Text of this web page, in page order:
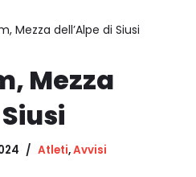
Mezza dell’Alpe di Siusi
Mezza
Atleti,Avvisi